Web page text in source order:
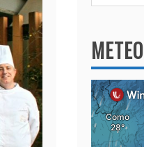
per:
METEO